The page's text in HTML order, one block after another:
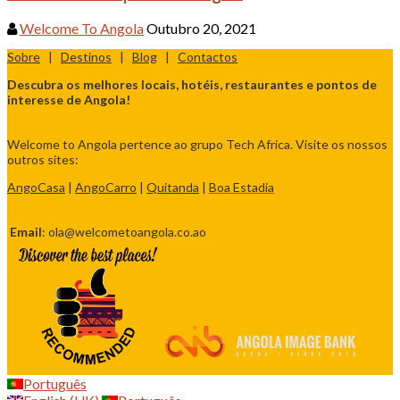
Welcome To AngolaOutubro 20, 2021
Sobre | Destinos | Blog | Contactos
Descubra os melhores locais, hotéis, restaurantes e pontos de
interesse de Angola!
Welcome to Angola pertence ao grupo Tech Africa. Visite os nossos
outros sites:
AngoCasa | AngoCarro | Quitanda | Boa Estadia
Email: ola@welcometoangola.co.ao
Português